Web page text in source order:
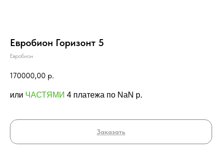
Евробион Горизонт 5
Евробион
170000,00 р.
или ЧАСТЯМИ 4 платежа по NaN p.
Заказать